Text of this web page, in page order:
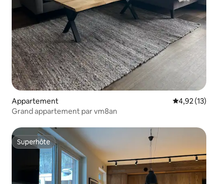
Appartement Évaluation
4,92 (13)
Grand appartement par vm8an
Superhôte
Superhôte